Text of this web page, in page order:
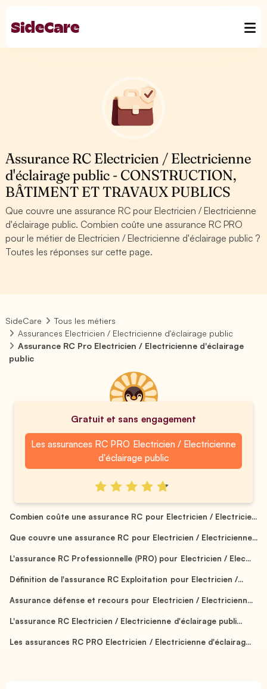
Assurance RC Electricien / Electricienne
d'éclairage public - CONSTRUCTION,
BÂTIMENT ET TRAVAUX PUBLICS
Que couvre une assurance RC pour Electricien / Electricienne
d'éclairage public. Combien coûte une assurance RC PRO
pour le métier de Electricien / Electricienne d'éclairage public ?
Toutes les réponses sur cette page.
SideCare
Tous les métiers
Assurances Electricien / Electricienne d'éclairage public
Assurance RC Pro Electricien / Electricienne d'éclairage
public
Gratuit et sans engagement
Les assurances RC PRO Electricien / Electricienne
d'éclairage public
Combien coûte une assurance RC pour Electricien / Electricie...
Que couvre une assurance RC pour Electricien / Electricienne...
L'assurance RC Professionnelle (PRO) pour Electricien / Elec...
Définition de l'assurance RC Exploitation pour Electricien /...
Assurance défense et recours pour Electricien / Electricienn...
L'assurance RC Electricien / Electricienne d'éclairage publi...
Les assurances RC PRO Electricien / Electricienne d'éclairag...